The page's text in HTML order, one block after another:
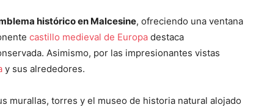
histórico en Malcesine, ofreciendo una ventana
castillo medieval de Europa destaca
Asimismo, por las impresionantes vistas
y sus alrededores.
murallas, torres y el museo de historia natural alojado